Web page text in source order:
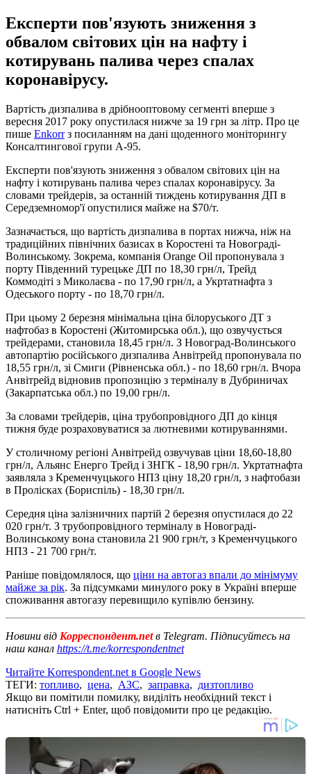
Експерти пов'язують зниження з
обвалом світових цін на нафту і
котирувань палива через спалах
коронавірусу.
Вартість дизпалива в дрібнооптовому сегменті вперше з
вересня 2017 року опустилася нижче за 19 грн за літр. Про це
пише Enkorrз посиланням на дані щоденного моніторингу
Консалтингової групи А-95.
Експерти пов'язують зниження з обвалом світових цін на
нафту і котирувань палива через спалах коронавірусу. За
словами трейдерів, за останній тиждень котирування ДП в
Середземномор'ї опустилися майже на $70/т.
Зазначається, що вартість дизпалива в портах нижча, ніж на
традиційних північних базисах в Коростені та Новограді-
Волинському. Зокрема, компанія Orange Oil пропонувала з
порту Південний турецьке ДП по 18,30 грн/л, Трейд
Коммодіті з Миколаєва - по 17,90 грн/л, а Укртатнафта з
Одеського порту - по 18,70 грн/л.
При цьому 2 березня мінімальна ціна білоруського ДТ з
нафтобаз в Коростені (Житомирська обл.), що озвучується
трейдерами, становила 18,45 грн/л. З Новоград-Волинського
автопартію російського дизпалива Анвітрейд пропонувала по
18,55 грн/л, зі Смиги (Рівненська обл.) - по 18,60 грн/л. Вчора
Анвітрейд відновив пропозицію з терміналу в Дубриничах
(Закарпатська обл.) по 19,00 грн/л.
За словами трейдерів, ціна трубопровідного ДП до кінця
тижня буде розраховуватися за лютневими котируваннями.
У столичному регіоні Анвітрейд озвучував ціни 18,60-18,80
грн/л, Альянс Енерго Трейд і ЗНГК - 18,90 грн/л. Укртатнафта
заявляла з Кременчуцького НПЗ ціну 18,20 грн/л, з нафтобази
в Пролісках (Бориспіль) - 18,30 грн/л.
Середня ціна залізничних партій 2 березня опустилася до 22
020 грн/т. З трубопровідного терміналу в Новограді-
Волинському вона становила 21 900 грн/т, з Кременчуцького
НПЗ - 21 700 грн/т.
Раніше повідомлялося, що ціни на автогаз впали до мінімуму
майже за рік. За підсумками минулого року в Україні вперше
споживання автогазу перевищило купівлю бензину.
Новини від Корреспондент.netв Telegram. Підписуйтесь на
наш канал https://t.me/korrespondentnet
Читайте Korrespondent.net в Google News
ТЕГИ: топливо, цена, АЗС, заправка, дизтопливо
Якщо ви помітили помилку, виділіть необхідний текст і
натисніть Ctrl + Enter, щоб повідомити про це редакцію.